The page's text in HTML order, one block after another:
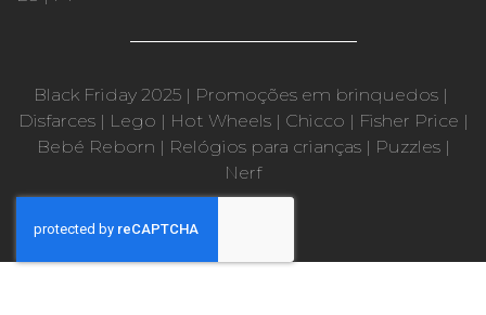
Black Friday 2025 | Promoções em brinquedos |
Disfarces| Lego | Hot Wheels| Chicco | Fisher Price |
Bebé Reborn | Relógios para crianças| Puzzles|
Nerf